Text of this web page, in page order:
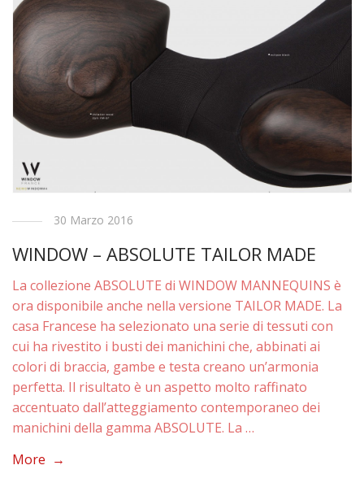
30 Marzo 2016
WINDOW – ABSOLUTE TAILOR MADE
La collezione ABSOLUTE di WINDOW MANNEQUINS è
ora disponibile anche nella versione TAILOR MADE. La
casa Francese ha selezionato una serie di tessuti con
cui ha rivestito i busti dei manichini che, abbinati ai
colori di braccia, gambe e testa creano un’armonia
perfetta. Il risultato è un aspetto molto raffinato
accentuato dall’atteggiamento contemporaneo dei
manichini della gamma ABSOLUTE. La …
More →